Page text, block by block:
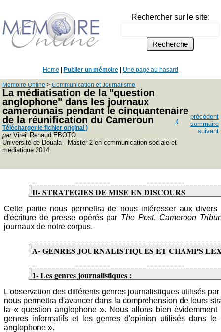
Rechercher sur le site:
Home Publier un mémoire Une page au hasard
Memoire Online > Communication et Journalisme
La médiatisation de la "question
anglophone" dans les journaux
camerounais pendant le cinquantenaire
de la réunification du Cameroun
(
Télécharger le fichier original )
parVireil Renaud EBOTO
Université de Douala - Master 2 en communication sociale et
médiatique 2014
précédent
sommaire
suivant
II- STRATEGIES DE MISE EN DISCOURS
Cette partie nous permettra de nous intéresser aux
d'écriture de presse opérés par The Post, Cameroon
journaux de notre corpus.
A- GENRES JOURNALISTIQUES ET CHAMPS
1- Les genres journalistiques :
L'observation des différents genres journalistiques utilisés
nous permettra d'avancer dans la compréhension de leurs
la « question anglophone ». Nous allons bien
genres informatifs et les genres d'opinion utilisés dans
anglophone ».